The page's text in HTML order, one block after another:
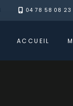
04 78 58 08 23
ACCUEIL